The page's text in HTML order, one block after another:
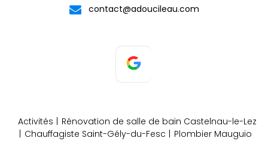
contact@adoucileau.com
Activités
Rénovation de salle de bain Castelnau-le-Lez
Chauffagiste Saint-Gély-du-Fesc
Plombier Mauguio